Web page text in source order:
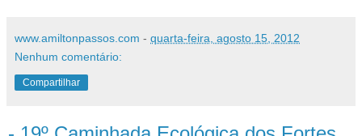
www.amiltonpassos.com - quarta-feira, agosto 15, 2012
Nenhum comentário:
Compartilhar